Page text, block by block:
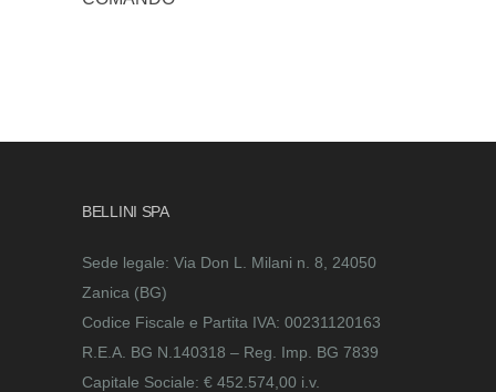
BELLINI SPA
Sede legale: Via Don L. Milani n. 8, 24050
Zanica (BG)
Codice Fiscale e Partita IVA: 00231120163
R.E.A. BG N.140318 – Reg. Imp. BG 7839
Capitale Sociale: € 452.574,00 i.v.